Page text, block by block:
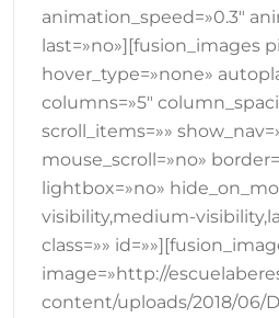
animation_speed=»0.3″
last=»no»][fusion_images
hover_type=»none»
columns=»5″
scroll_items=»»
mouse_scroll=»no»
lightbox=»no»
visibility,medium-
class=»»
image=»http://
content/uploads/2018/06/